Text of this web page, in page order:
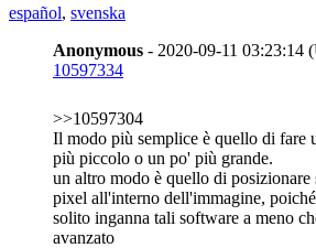
español, svenska
Anonymous - 2020-09-11 03:23:14
10597334
>>10597304
Il modo più semplice è quello di fare
più piccolo o un po' più grande.
un altro modo è quello di posizionare
pixel all'interno dell'immagine,
solito inganna tali software a meno
avanzato